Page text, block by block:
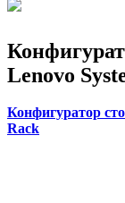
Lenovo
Конфигуратор
Rack